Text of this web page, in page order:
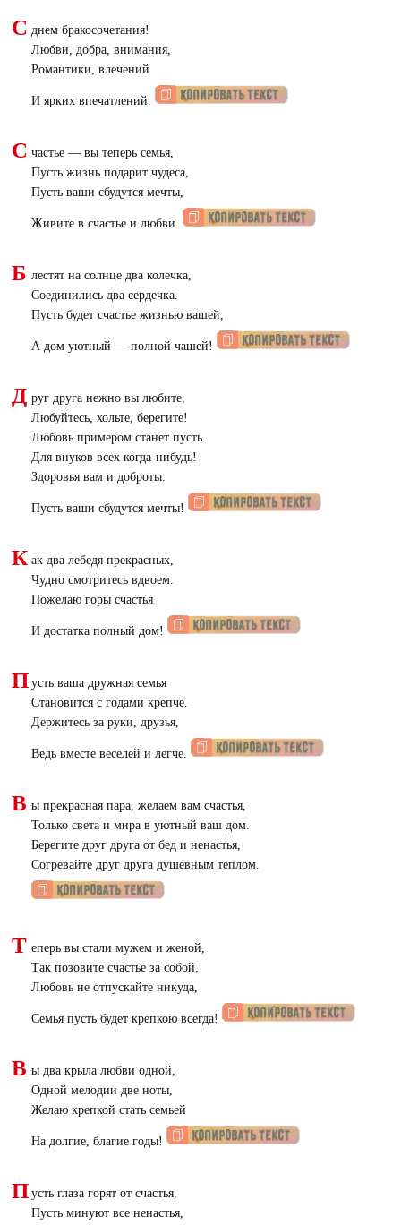
С днем бракосочетания!
Любви, добра, внимания,
Романтики, влечений
И ярких впечатлений.
С частье — вы теперь семья,
Пусть жизнь подарит чудеса,
Пусть ваши сбудутся мечты,
Живите в счастье и любви.
Б лестят на солнце два колечка,
Соединились два сердечка.
Пусть будет счастье жизнью вашей,
А дом уютный — полной чашей!
Д руг друга нежно вы любите,
Любуйтесь, хольте, берегите!
Любовь примером станет пусть
Для внуков всех когда-нибудь!
Здоровья вам и доброты.
Пусть ваши сбудутся мечты!
К ак два лебедя прекрасных,
Чудно смотритесь вдвоем.
Пожелаю горы счастья
И достатка полный дом!
П усть ваша дружная семья
Становится с годами крепче.
Держитесь за руки, друзья,
Ведь вместе веселей и легче.
В ы прекрасная пара, желаем вам счастья,
Только света и мира в уютный ваш дом.
Берегите друг друга от бед и ненастья,
Согревайте друг друга душевным теплом.
Т еперь вы стали мужем и женой,
Так позовите счастье за собой,
Любовь не отпускайте никуда,
Семья пусть будет крепкою всегда!
В ы два крыла любви одной,
Одной мелодии две ноты,
Желаю крепкой стать семьей
На долгие, благие годы!
П усть глаза горят от счастья,
Пусть минуют все ненастья,